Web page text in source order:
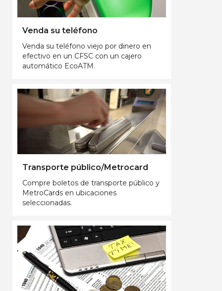
Venda su teléfono
Venda su teléfono viejo por dinero en
efectivo en un CFSC con un cajero
automático EcoATM.
Transporte público/Metrocard
Compre boletos de transporte público y
MetroCards en ubicaciones
seleccionadas.